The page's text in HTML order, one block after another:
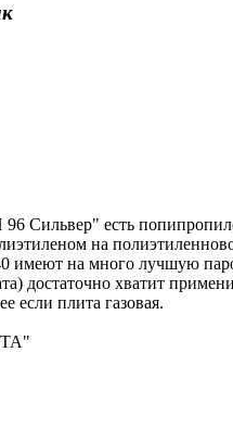
Сильвер" есть
на
имеют на много лучшую
достаточно хватит
если плита газовая.